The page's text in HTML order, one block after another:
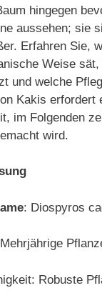
hingegen
aussehen; sie
Erfahren Sie,
Weise
und welche
Kakis erfordert
im Folgenden
wird.
: Diospyros
Robuste